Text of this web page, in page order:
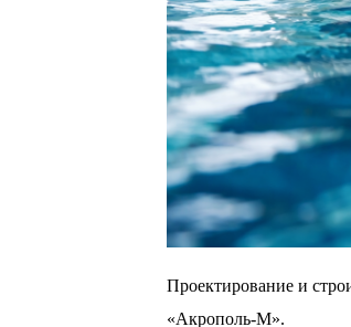
Проектирование и
«Акрополь-М».